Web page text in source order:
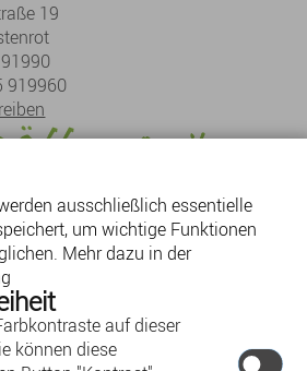
19
919960
Öffnungszeiten
- 12:00 Uhr
- 12:00 Uhr, 13:30 Uhr - 18:00 Uhr
- 12:00 Uhr
- 12:00 Uhr, 13:30 Uhr - 16:00 Uhr
- 12:00 Uhr
ausschließlich essentielle
um wichtige Funktionen
Mehr dazu in der
auf dieser
können diese